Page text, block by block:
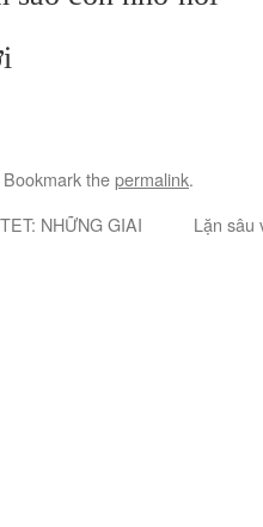
Bookmark thepermalink.
NHỮNG GIAI
Lặn sâu